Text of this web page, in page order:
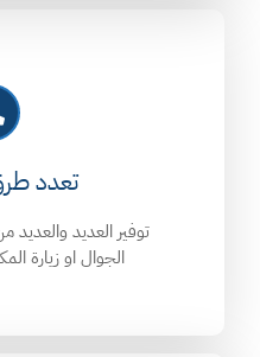
تعدد
توفير العديد
الجوال او زيارة